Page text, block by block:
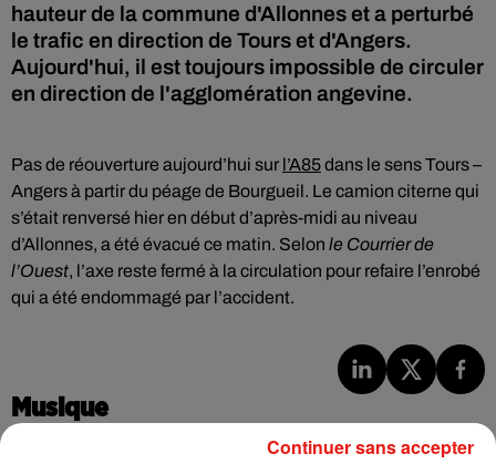
hauteur de la commune d'Allonnes et a perturbé
le trafic en direction de Tours et d'Angers.
Aujourd'hui, il est toujours impossible de circuler
en direction de l'agglomération angevine.
Pas de réouverture aujourd’hui sur l’A85dans le sens Tours –
Angers à partir du péage de Bourgueil. Le camion citerne qui
s’était renversé hier en début d’après-midi au niveau
d’Allonnes, a été évacué ce matin. Selon le Courrier de
l’Ouest, l’axe reste fermé à la circulation pour refaire l’enrobé
qui a été endommagé par l’accident.
Musique
Continuer sans accepter